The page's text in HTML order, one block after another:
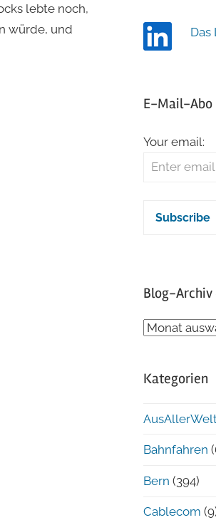
lebte noch,
würde, und
E-Mail-Abo
Your email:
Blog-Archiv
Blog-
Kategorien
Bahnfahren
Bern (394)
Cablecom